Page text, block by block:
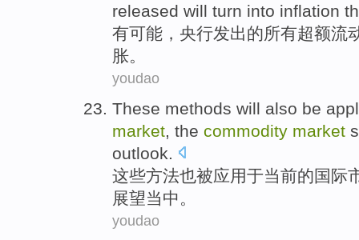
released will turn into inflation
有可能， 央行发出的所有超额流
胀。
youdao
These methods will also be
market , the commodity market
outlook.
这些方法也被应用于当前的国际
展望当中。
youdao